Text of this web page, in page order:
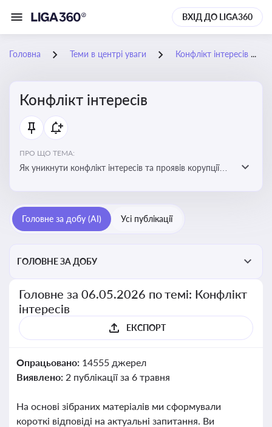
ВХІД ДО LIGA360
Головна Теми в центрі уваги Конфлікт інтересів
Конфлікт інтересів
ПРО ЩО ТЕМА:
Як уникнути конфлікт інтересів та проявів корупції
Головне за добу (AI) Усі публікації
ГОЛОВНЕ ЗА ДОБУ
Головне за 06.05.2026 по темі: Конфлікт
інтересів
ЕКСПОРТ
Опрацьовано: 14555 джерел
Виявлено: 2 публікації за 6 травня
На основі зібраних матеріалів ми сформували
короткі відповіді на актуальні запитання. Ви